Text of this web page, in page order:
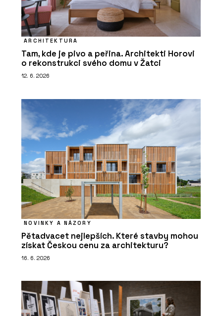
ARCHITEKTURA
Tam, kde je pivo a peřina. Architekti Horovi
o rekonstrukci svého domu v Žatci
12. 6. 2026
NOVINKY A NÁZORY
Pětadvacet nejlepších. Které stavby mohou
získat Českou cenu za architekturu?
16. 6. 2026